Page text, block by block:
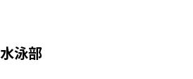
水泳部